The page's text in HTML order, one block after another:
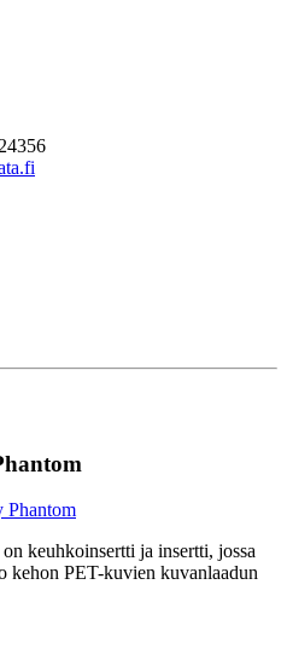
keuhkoinsertti ja insertti, jossa
kehon PET-kuvien kuvanlaadun